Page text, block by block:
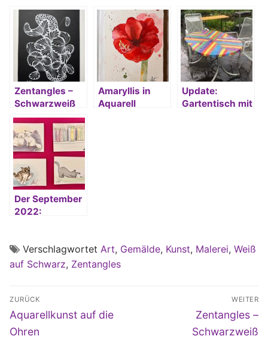
Zentangles –
Schwarzweiß
Amaryllis in
Aquarell
Update:
Gartentisch mit
Der September
2022:
Verschlagwortet Art, Gemälde, Kunst, Malerei, Weiß
auf Schwarz, Zentangles
Beitragsnavigation
ZURÜCK
Vorheriger
Beitrag:
Aquarellkunst auf die
Ohren
WEITER
Nächster
Beitrag:
Zentangles –
Schwarzweiß